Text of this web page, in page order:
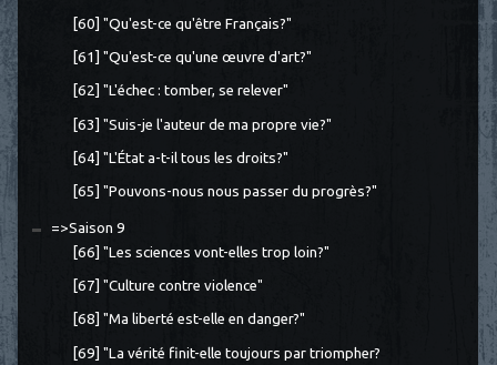
[60] "Qu'est-ce qu'être Français?"
[61] "Qu'est-ce qu'une œuvre d'art?"
[62] "L'échec : tomber, se relever"
[63] "Suis-je l'auteur de ma propre vie?"
[64] "L'État a-t-il tous les droits?"
[65] "Pouvons-nous nous passer du progrès?"
=>Saison 9
[66] "Les sciences vont-elles trop loin?"
[67] "Culture contre violence"
[68] "Ma liberté est-elle en danger?"
[69] "La vérité finit-elle toujours par triompher?